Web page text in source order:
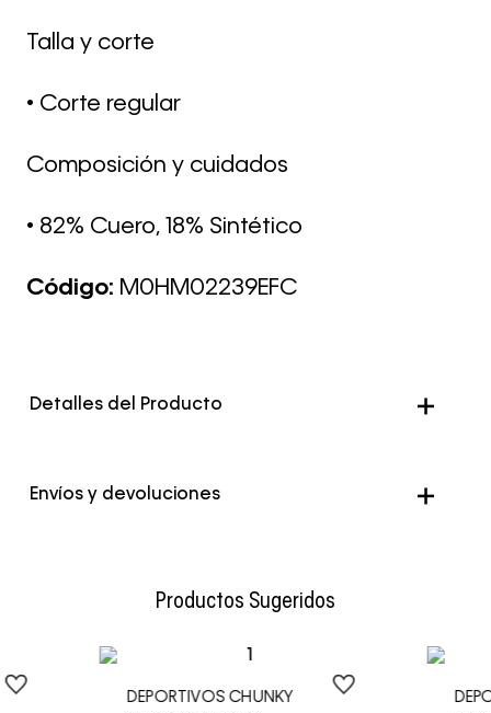
Talla y corte
• Corte regular
Composición y cuidados
• 82% Cuero, 18% Sintético
Código: M0HM02239EFC
Detalles del Producto
Envíos y devoluciones
Productos Sugeridos
DEPORTIVOS CHUNKY